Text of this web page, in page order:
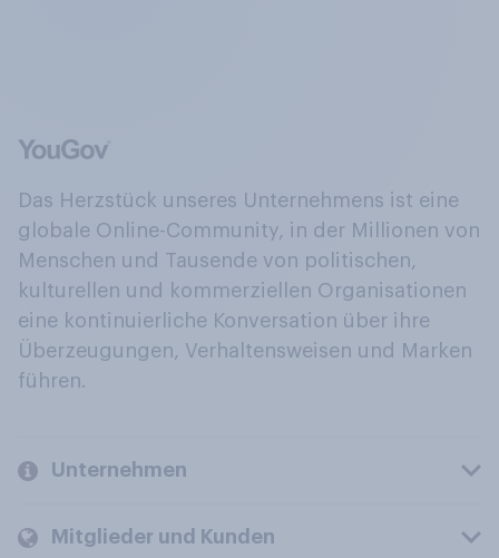
Das Herzstück unseres Unternehmens ist eine
globale Online-Community, in der Millionen von
Menschen und Tausende von politischen,
kulturellen und kommerziellen Organisationen
eine kontinuierliche Konversation über ihre
Überzeugungen, Verhaltensweisen und Marken
führen.
Unternehmen
Mitglieder und Kunden